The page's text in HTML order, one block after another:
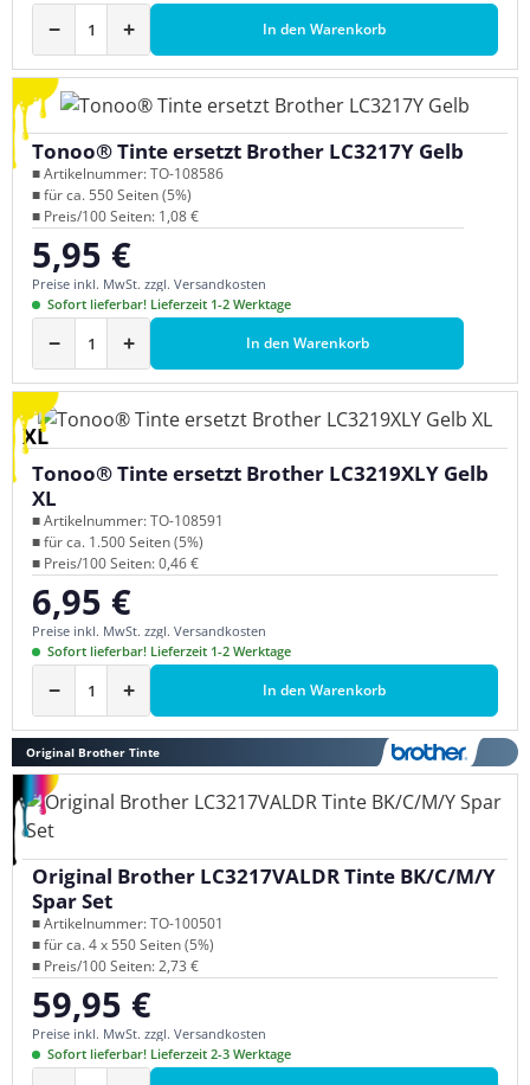
− + In den Warenkorb
Tonoo® Tinte ersetzt Brother LC3217Y Gelb
■ Artikelnummer: TO-108586
■ für ca. 550 Seiten (5%)
■ Preis/100 Seiten: 1,08 €
Regulärer Preis:
5,95 €
Preise inkl. MwSt. zzgl. Versandkosten
Sofort lieferbar! Lieferzeit 1-2 Werktage
− + In den Warenkorb
XL
Tonoo® Tinte ersetzt Brother LC3219XLY Gelb
XL
■ Artikelnummer: TO-108591
■ für ca. 1.500 Seiten (5%)
■ Preis/100 Seiten: 0,46 €
Regulärer Preis:
6,95 €
Preise inkl. MwSt. zzgl. Versandkosten
Sofort lieferbar! Lieferzeit 1-2 Werktage
− + In den Warenkorb
Original Brother Tinte
Original Brother LC3217VALDR Tinte BK/C/M/Y
Spar Set
■ Artikelnummer: TO-100501
■ für ca. 4 x 550 Seiten (5%)
■ Preis/100 Seiten: 2,73 €
Regulärer Preis:
59,95 €
Preise inkl. MwSt. zzgl. Versandkosten
Sofort lieferbar! Lieferzeit 2-3 Werktage